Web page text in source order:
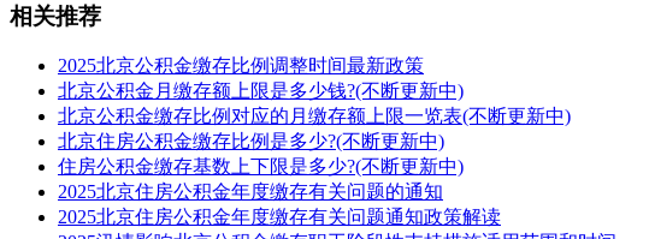
相关推荐
2025北京公积金缴存比例调整时间最新政策
北京公积金月缴存额上限是多少钱?(不断更新中)
北京公积金缴存比例对应的月缴存额上限一览表(不断更新中)
北京住房公积金缴存比例是多少?(不断更新中)
住房公积金缴存基数上下限是多少?(不断更新中)
2025北京住房公积金年度缴存有关问题的通知
2025北京住房公积金年度缴存有关问题通知政策解读